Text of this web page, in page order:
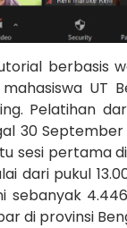
berbasis
UT
Pelatihan
30
sesi pertama
dari pukul
sebanyak
di provinsi